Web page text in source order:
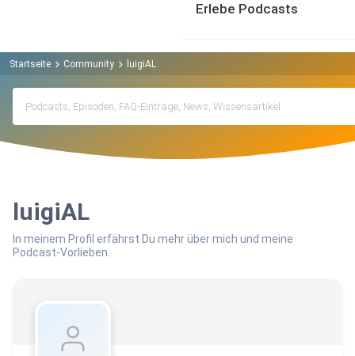
Erlebe Podcasts
Startseite Community luigiAL
luigiAL
In meinem Profil erfährst Du mehr über mich und meine
Podcast-Vorlieben.